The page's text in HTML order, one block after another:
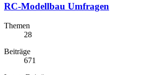
RC-Modellbau Umfragen
Themen
28
Beiträge
671